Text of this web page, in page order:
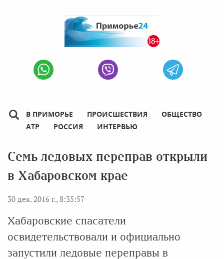
В ПРИМОРЬЕ ПРОИСШЕСТВИЯ
ОБЩЕСТВО
АТР
РОССИЯ ИНТЕРВЬЮ
Семь ледовых переправ открыли
в Хабаровском крае
30 дек. 2016 г., 8:35:57
Хабаровские спасатели
освидетельствовали и официально
запустили ледовые переправы в